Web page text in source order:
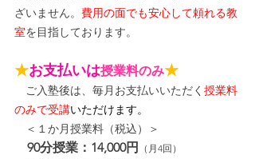
ざいません。 費用の面でも安心して頼れる教
室を目指しております。
★お支払いは授業料のみ★
ご入塾後は、毎月お支払いいただく 授業料
のみで受講いただけます。
＜１か月授業料（税込）＞
90分授業：14,000円 （月4回）